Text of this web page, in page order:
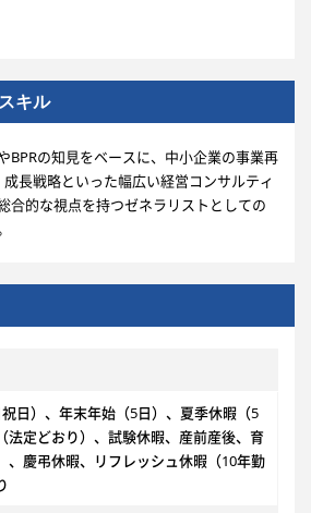
キル
BPRの知見をベースに、中小企業の事業再
長戦略といった幅広い経営コンサルティ
合的な視点を持つゼネラリストとしての
日）、年末年始（5日）、夏季休暇（5
法定どおり）、試験休暇、産前産後、育
、慶弔休暇、リフレッシュ休暇（10年勤